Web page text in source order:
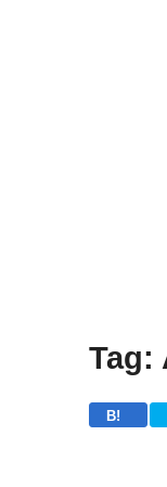
Tag:
B!